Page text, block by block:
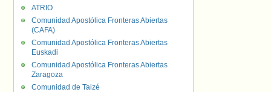
ATRIO
Comunidad Apostólica Fronteras Abiertas
(CAFA)
Comunidad Apostólica Fronteras Abiertas
Euskadi
Comunidad Apostólica Fronteras Abiertas
Zaragoza
Comunidad de Taizé